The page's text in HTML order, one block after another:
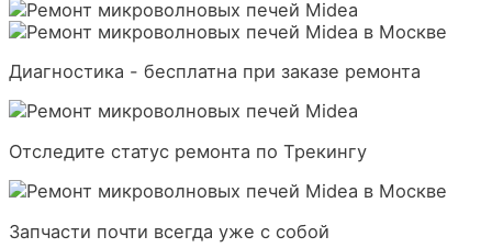
Диагностика - бесплатна при заказе ремонта
Отследите статус ремонта по Трекингу
Запчасти почти всегда уже с собой